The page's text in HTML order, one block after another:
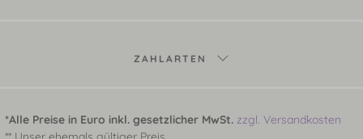
ZAHLARTEN
*Alle Preise in Euro inkl. gesetzlicher MwSt. zzgl. Versandkosten